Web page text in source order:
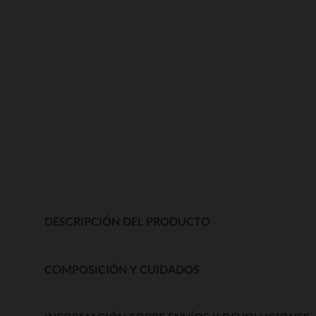
DESCRIPCIÓN DEL PRODUCTO
COMPOSICIÓN Y CUIDADOS